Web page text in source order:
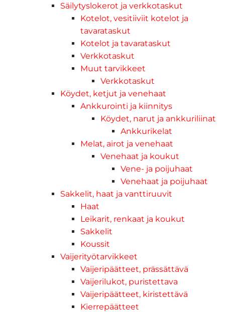
Säilytyslokerot ja verkkotaskut
Kotelot, vesitiiviit kotelot ja
tavarataskut
Kotelot ja tavarataskut
Verkkotaskut
Muut tarvikkeet
Verkkotaskut
Köydet, ketjut ja venehaat
Ankkurointi ja kiinnitys
Köydet, narut ja ankkuriliinat
Ankkurikelat
Melat, airot ja venehaat
Venehaat ja koukut
Vene- ja poijuhaat
Venehaat ja poijuhaat
Sakkelit, haat ja vanttiruuvit
Haat
Leikarit, renkaat ja koukut
Sakkelit
Koussit
Vaijerityötarvikkeet
Vaijeripäätteet, prässättävä
Vaijerilukot, puristettava
Vaijeripäätteet, kiristettävä
Kierrepäätteet